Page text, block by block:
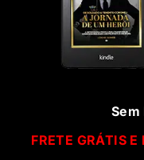
FRETE GRÁTIS